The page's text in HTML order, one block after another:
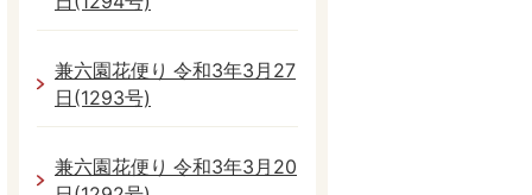
兼六園花便り 令和3年3月27
日(1293号)
兼六園花便り 令和3年3月20